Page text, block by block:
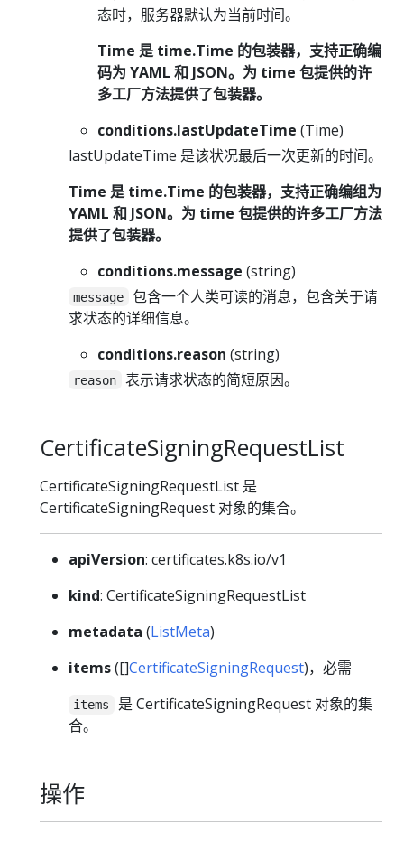
态时，服务器默认为当前时间。
Time 是 time.Time 的包装器，支持正确编
码为 YAML 和 JSON。为 time 包提供的许
多工厂方法提供了包装器。
conditions.lastUpdateTime (Time)
lastUpdateTime 是该状况最后一次更新的时间。
Time 是 time.Time 的包装器，支持正确编组为
YAML 和 JSON。为 time 包提供的许多工厂方法
提供了包装器。
conditions.message (string)
message
包含一个人类可读的消息，包含关于请
求状态的详细信息。
conditions.reason (string)
reason 表示请求状态的简短原因。
CertificateSigningRequestList
CertificateSigningRequestList 是
CertificateSigningRequest 对象的集合。
apiVersion: certificates.k8s.io/v1
kind: CertificateSigningRequestList
metadata (ListMeta)
items([]CertificateSigningRequest)，必需
items
是 CertificateSigningRequest 对象的集
合。
操作